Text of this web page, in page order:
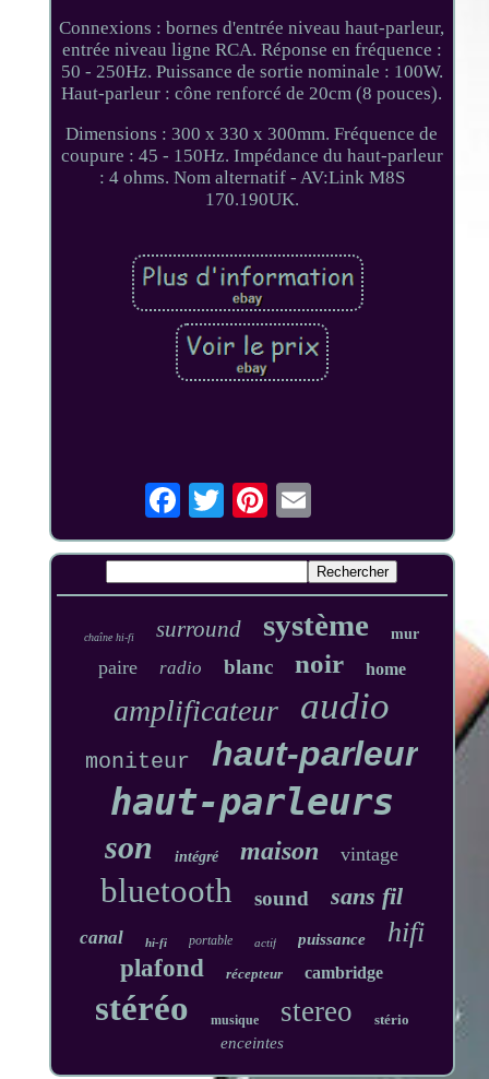
Connexions : bornes d'entrée niveau haut-parleur,
entrée niveau ligne RCA. Réponse en fréquence :
50 - 250Hz. Puissance de sortie nominale : 100W.
Haut-parleur : cône renforcé de 20cm (8 pouces).
Dimensions : 300 x 330 x 300mm. Fréquence de
coupure : 45 - 150Hz. Impédance du haut-parleur
: 4 ohms. Nom alternatif - AV:Link M8S
170.190UK.
chaîne hi-fi surround système mur
paire radio blanc noir home
amplificateur audio
moniteur haut-parleur
haut-parleurs
son intégré maison vintage
bluetooth sound sans fil
canal hi-fi portable actif puissance hifi
plafond récepteur cambridge
stéréo musique stereo stério
enceintes